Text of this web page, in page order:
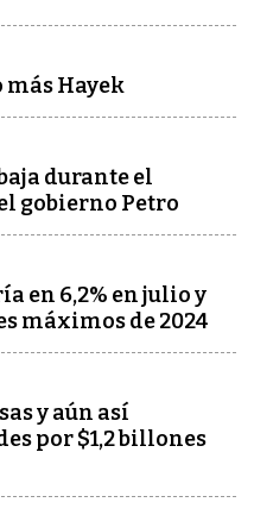
más Hayek
durante el
gobierno Petro
en 6,2% en julio y
máximos de 2024
y aún así
por $1,2 billones